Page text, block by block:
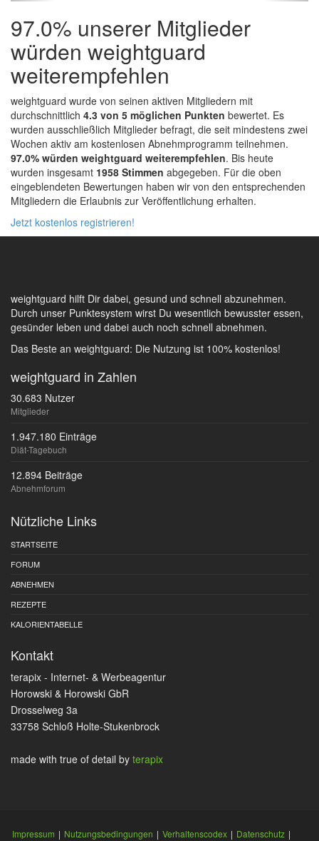
97.0% unserer Mitglieder
würden weightguard
weiterempfehlen
weightguard wurde von seinen aktiven Mitgliedern mit
durchschnittlich 4.3 von 5 möglichen Punkten bewertet. Es
wurden ausschließlich Mitglieder befragt, die seit mindestens zwei
Wochen aktiv am kostenlosen Abnehmprogramm teilnehmen.
97.0% würden weightguard weiterempfehlen. Bis heute
wurden insgesamt 1958 Stimmen abgegeben. Für die oben
eingeblendeten Bewertungen haben wir von den entsprechenden
Mitgliedern die Erlaubnis zur Veröffentlichung erhalten.
Jetzt kostenlos registrieren!
weightguard hilft Dir dabei, gesund und schnell abzunehmen.
Durch unser Punktesystem wirst Du wesentlich bewusster essen,
gesünder leben und dabei auch noch schnell abnehmen.
Das Beste an weightguard: Die Nutzung ist 100% kostenlos!
weightguard in Zahlen
30.683 Nutzer
Mitglieder
1.947.180 Einträge
Diät-Tagebuch
12.894 Beiträge
Abnehmforum
Nützliche Links
STARTSEITE
FORUM
ABNEHMEN
REZEPTE
KALORIENTABELLE
Kontakt
terapix - Internet- & Werbeagentur
Horowski & Horowski GbR
Drosselweg 3a
33758 Schloß Holte-Stukenbrock
made with true of detail by terapix
Impressum | Nutzungsbedingungen | Verhaltenscodex | Datenschutz |